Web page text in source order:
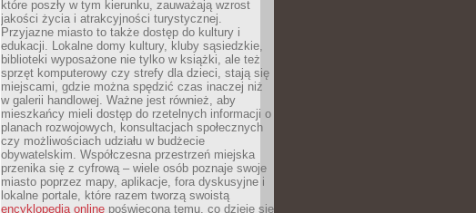
które poszły w tym kierunku, zauważają wzrost
jakości życia i atrakcyjności turystycznej.
Przyjazne miasto to także dostęp do kultury i
edukacji. Lokalne domy kultury, kluby sąsiedzkie,
biblioteki wyposażone nie tylko w książki, ale też
sprzęt komputerowy czy strefy dla dzieci, stają się
miejscami, gdzie można spędzić czas inaczej niż
w galerii handlowej. Ważne jest również, aby
mieszkańcy mieli dostęp do rzetelnych informacji o
planach rozwojowych, konsultacjach społecznych
czy możliwościach udziału w budżecie
obywatelskim. Współczesna przestrzeń miejska
przenika się z cyfrową – wiele osób poznaje swoje
miasto poprzez mapy, aplikacje, fora dyskusyjne i
lokalne portale, które razem tworzą swoistą
encyklopedia online poświęconą temu, co dzieje się